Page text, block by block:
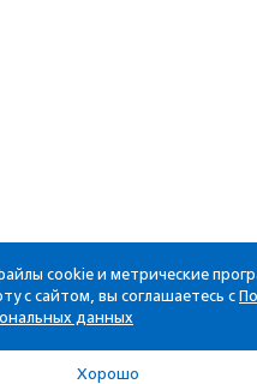
cookie и метрические
с сайтом, вы соглашаетесь с
данных
Хорошо